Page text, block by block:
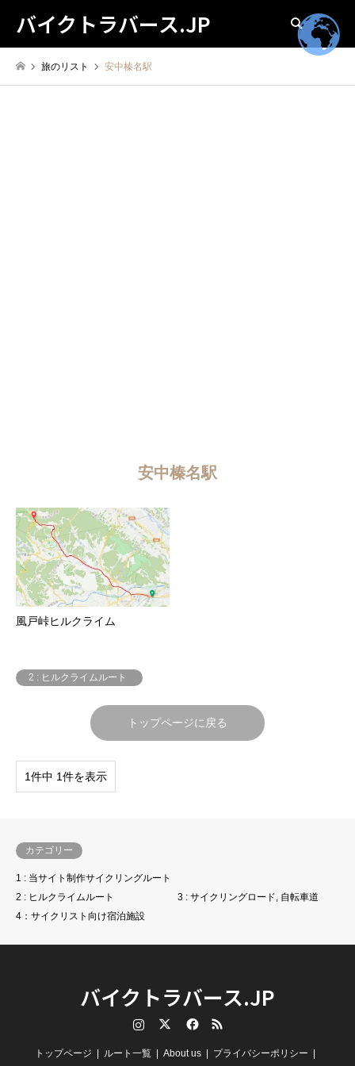
バイクトラバース.JP 検索
旅のリスト 安中榛名駅
安中榛名駅
風戸峠ヒルクライム
2 : ヒルクライムルート
トップページに戻る
1件中 1件を表示
カテゴリー
1 : 当サイト制作サイクリングルート
2 : ヒルクライムルート
3 : サイクリングロード, 自転車道
4：サイクリスト向け宿泊施設
バイクトラバース.JP
RSS
トップページ ルート一覧 About us プライバシーポリシー